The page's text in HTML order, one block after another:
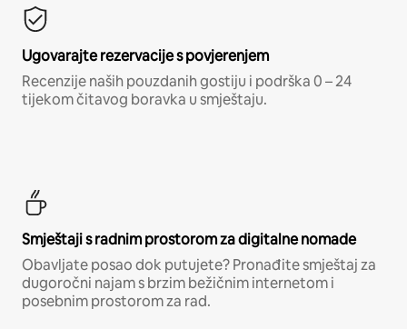
Ugovarajte rezervacije s povjerenjem
Recenzije naših pouzdanih gostiju i podrška 0 – 24
tijekom čitavog boravka u smještaju.
Smještaji s radnim prostorom za digitalne nomade
Obavljate posao dok putujete? Pronađite smještaj za
dugoročni najam s brzim bežičnim internetom i
posebnim prostorom za rad.